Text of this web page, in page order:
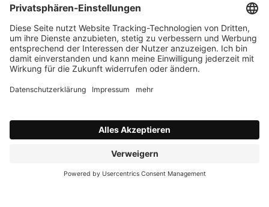
Über Linnenbecker
Unsere Standorte
Unternehmen
Datenschutz